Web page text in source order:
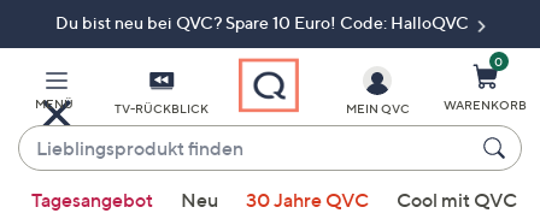
Du bist neu bei QVC? Spare 10 Euro! Code: HalloQVC
MENÜ TV-RÜCKBLICK
Lieblingsprodukt
finden
Vorschläge
MEIN QVC
0
WARENKORB
Tagesangebot Neu 30 Jahre QVC Cool mit QVC